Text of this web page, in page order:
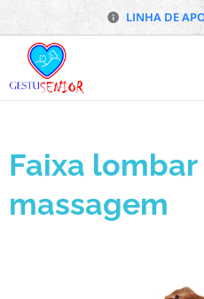
LINHA DE
Faixa
massagem